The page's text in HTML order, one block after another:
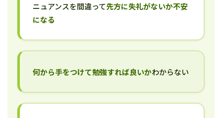
ニュアンスを間違って先方に失礼がないか不安
になる
何から手をつけて勉強すれば良いかわからない